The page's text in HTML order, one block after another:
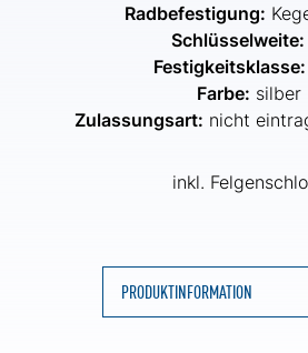
Radbefestigung:
Schlüsselweite:
Festigkeitsklasse:
Farbe: silber
Zulassungsart: nicht
inkl.
PRODUKTINFORMATION